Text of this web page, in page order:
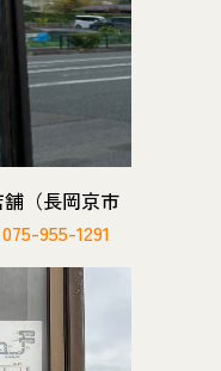
（長岡京市
075-955-1291